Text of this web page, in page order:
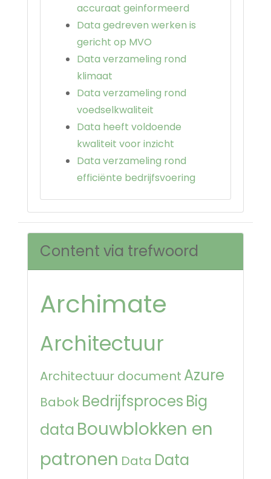
accuraat geinformeerd
Data gedreven werken is
gericht op MVO
Data verzameling rond
klimaat
Data verzameling rond
voedselkwaliteit
Data heeft voldoende
kwaliteit voor inzicht
Data verzameling rond
efficiënte bedrijfsvoering
Content via trefwoord
Archimate
Architectuur
Architectuur document Azure
Babok Bedrijfsproces Big
data Bouwblokken en
patronen Data Data